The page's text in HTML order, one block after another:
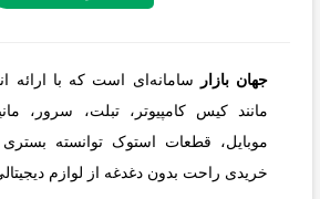
جهان بازار
سامانه‌ای است که با ارائه
مانند کیس کامپیوتر، تبلت، سرور،
موبایل، قطعات استوک توانسته
خریدی راحت بدون دغدغه از لوازم